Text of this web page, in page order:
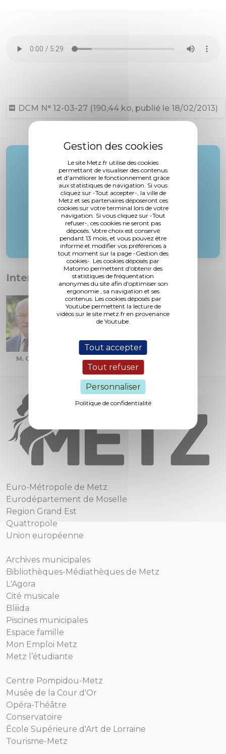
Le site Metz.fr utilise des cookies
permettant de visualiser des contenus
et d'améliorer le fonctionnement grâce
aux statistiques de navigation. Si vous
cliquez sur -Tout accepter-, la ville de
Metz et ses partenaires déposeront ces
cookies sur votre terminal lors de votre
navigation. Si vous cliquez sur -Tout
refuser-, ces cookies ne seront pas
déposés. Votre choix est conservé
pendant 13 mois, et vous pouvez être
informé et modifier vos préférences à
tout moment sur la page -Gestion des
cookies-. Les cookies déposés par
Matomo permettent d'obtenir des
statistiques de fréquentation
anonymes du site afin d'optimiser son
ergonomie , sa navigation et ses
contenus. Les cookies déposés par
Youtube permettent la lecture de
vidéos sur le site metz.fr en provenance
de Youtube.
Tout accepter
Tout refuser
Personnaliser
Politique de confidentialité
DCM N° 12-03-27 (190,44 ko, publié le 18/02/2013)
Rapporteur :
M. Lioger
Interventions :
M. Gros Mme. Zimmermann
Euro-Métropole de Metz
Eurodépartement de Moselle
Region Grand Est
Quattropole
Union européenne
Archives municipales
Bibliothèques-Médiathèques de Metz
L'Agora
Cité musicale
Bliiida
Piscines municipales
Espace famille
Mon Emploi Metz
Metz l’étudiante
Centre Pompidou-Metz
Musée de la Cour d'Or
Opéra-Théâtre
Conservatoire
École Supérieure d'Art de Lorraine
Tourisme-Metz